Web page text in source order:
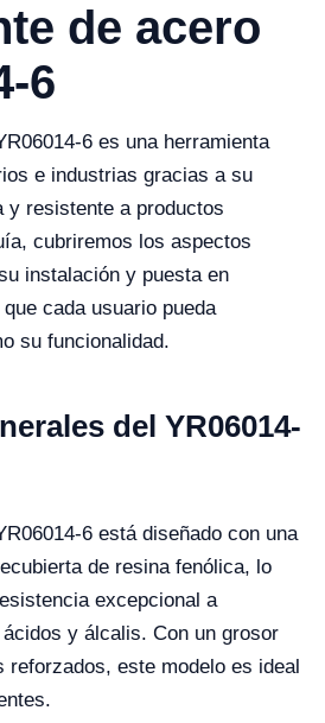
de acero
6
6 es una herramienta
e industrias gracias a su
y resistente a productos
cubriremos los aspectos
instalación y puesta en
cada usuario pueda
su funcionalidad.
del YR06014-
6 está diseñado con una
de resina fenólica, lo
excepcional a
y álcalis. Con un grosor
reforzados, este modelo es ideal